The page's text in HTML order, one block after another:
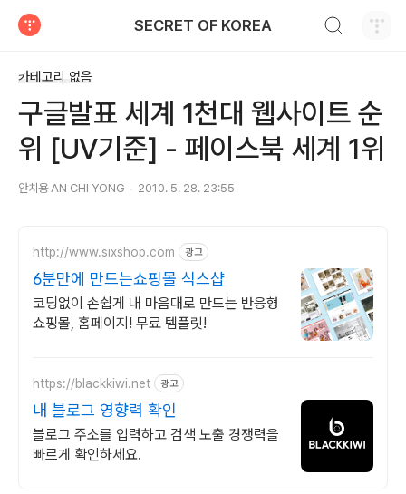
SECRET OF KOREA
카테고리 없음
구글발표 세계 1천대 웹사이트 순
위 [UV기준] - 페이스북 세계 1위
안치용 AN CHI YONG 2010. 5. 28. 23:55
http://www.sixshop.com 광고
6분만에 만드는쇼핑몰 식스샵
코딩없이 손쉽게 내 마음대로 만드는 반응형
쇼핑몰, 홈페이지! 무료 템플릿!
https://blackkiwi.net 광고
내 블로그 영향력 확인
블로그 주소를 입력하고 검색 노출 경쟁력을
빠르게 확인하세요.